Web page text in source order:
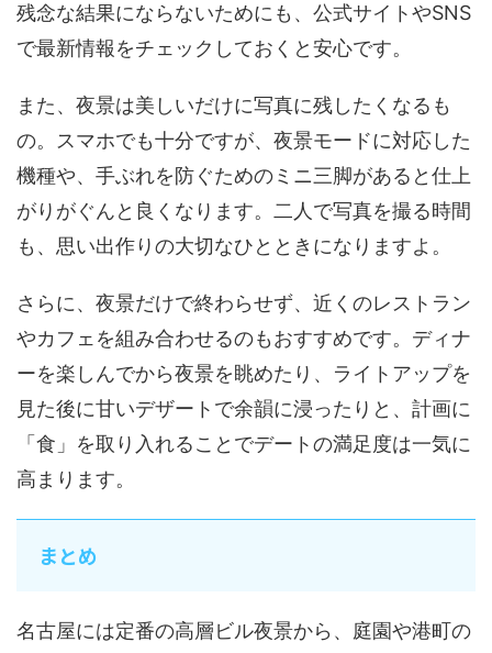
残念な結果にならないためにも、公式サイトやSNS
で最新情報をチェックしておくと安心です。
また、夜景は美しいだけに写真に残したくなるも
の。スマホでも十分ですが、夜景モードに対応した
機種や、手ぶれを防ぐためのミニ三脚があると仕上
がりがぐんと良くなります。二人で写真を撮る時間
も、思い出作りの大切なひとときになりますよ。
さらに、夜景だけで終わらせず、近くのレストラン
やカフェを組み合わせるのもおすすめです。ディナ
ーを楽しんでから夜景を眺めたり、ライトアップを
見た後に甘いデザートで余韻に浸ったりと、計画に
「食」を取り入れることでデートの満足度は一気に
高まります。
まとめ
名古屋には定番の高層ビル夜景から、庭園や港町の